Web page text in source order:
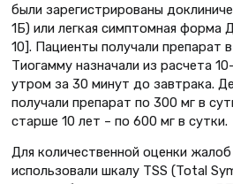
были зарегистрированы
1Б) или легкая симптомная форма
10]. Пациенты получали препарат
Тиогамму назначали из расчета
утром за 30 минут до завтрака.
получали препарат по 300 мг в
старше 10 лет – по 600 мг в сутки.
Для количественной оценки
использовали шкалу TSS (Total